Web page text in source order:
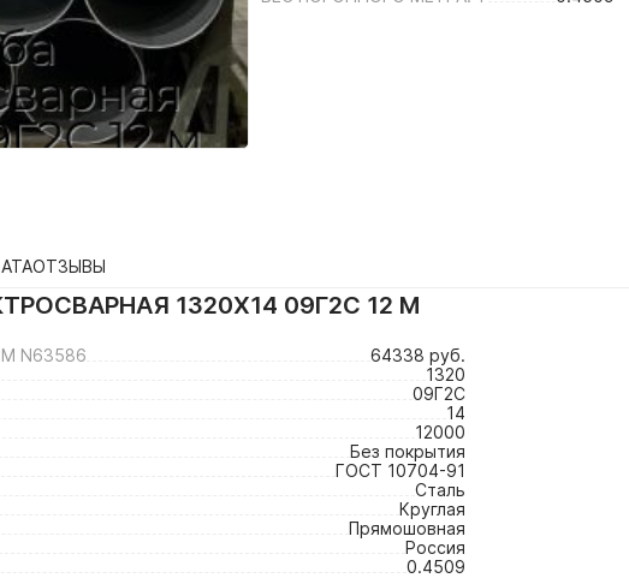
ОТЗЫВЫ
1320Х14 09Г2С 12 М
N63586
64338 руб.
1320
09Г2С
14
12000
Без покрытия
ГОСТ 10704-91
Сталь
Круглая
Прямошовная
Россия
0.4509